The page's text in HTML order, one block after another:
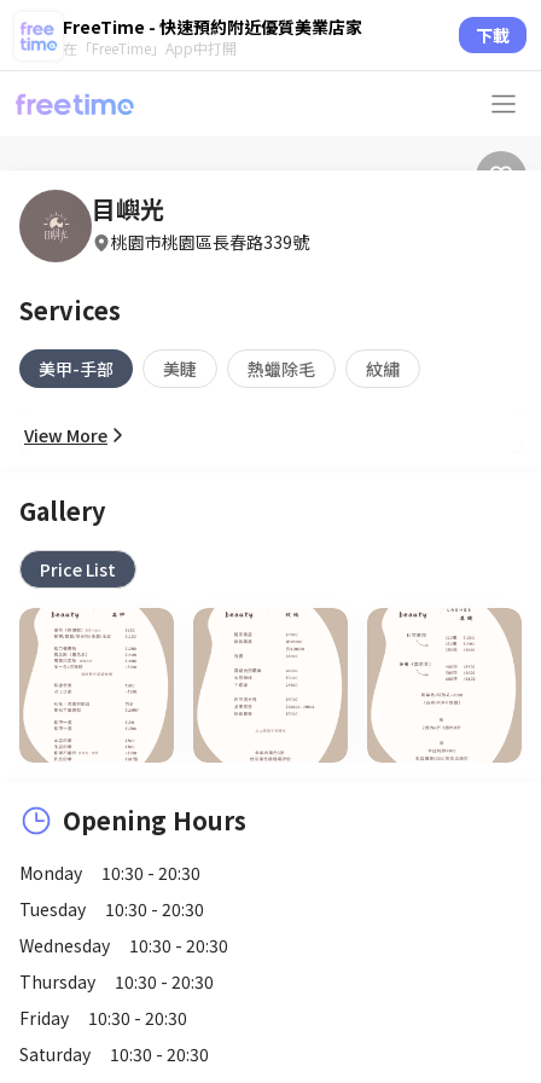
FreeTime - 快速預約附近優質美業店家
在「FreeTime」App中打開 下載
目嶼光
桃園市桃園區長春路339號
Services
美甲-手部 美睫 熱蠟除毛 紋繡
View More
Gallery
Price List
Opening Hours
Monday
10:30 - 20:30
Tuesday
10:30 - 20:30
Wednesday
10:30 - 20:30
Thursday
10:30 - 20:30
Friday
10:30 - 20:30
Saturday
10:30 - 20:30